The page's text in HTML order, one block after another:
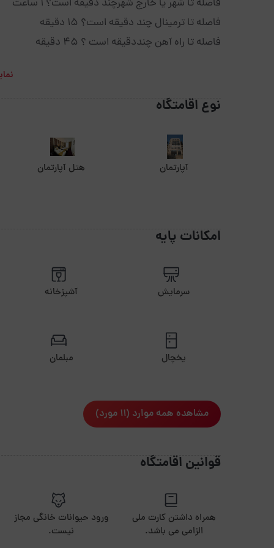
فاصله تا شهر یا خارج شهرچند دقیقه است؟ 1 ساعت
فاصله تا ترمینال چند دقیقه است؟ 15 دقیقه
فاصله تا راه آهن چنددقیقه است ؟ 45 دقیقه
نوع اقامتگاه
آپارتمان هتل آپارتمان
امکانات پایه
سرمایش آشپزخانه
یخچال مبلمان
مشاهده همه موارد (11 مورد)
قوانین اقامتگاه
همراه داشتن کارت ملی
الزامی می باشد.
ورود حیوانات خانگی مجاز
نیست.